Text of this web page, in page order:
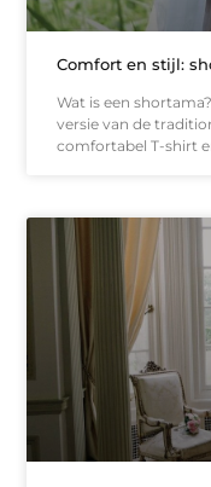
Comfort en stijl:
Wat is een
versie van de
comfortabel T-shirt